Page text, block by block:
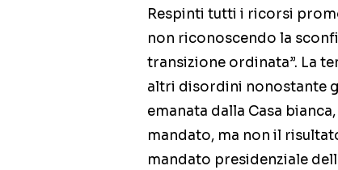
Respinti tutti i ricorsi
non riconoscendo la
transizione ordinata”. La
altri disordini nonostante
emanata dalla Casa
mandato, ma non il
mandato presidenziale